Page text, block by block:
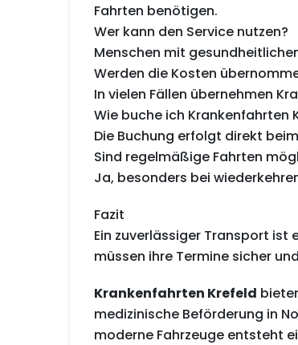
Fahrten benötigen.
Wer kann den Service nutzen?
Menschen mit
Werden die Kosten
In vielen Fällen übernehmen
Wie buche ich Krankenfahrten
Die Buchung erfolgt direkt
Sind regelmäßige Fahrten
Ja, besonders bei
Fazit
Ein zuverlässiger Transport
müssen ihre Termine sicher
Krankenfahrten Krefeld
medizinische Beförderung in
moderne Fahrzeuge entsteht